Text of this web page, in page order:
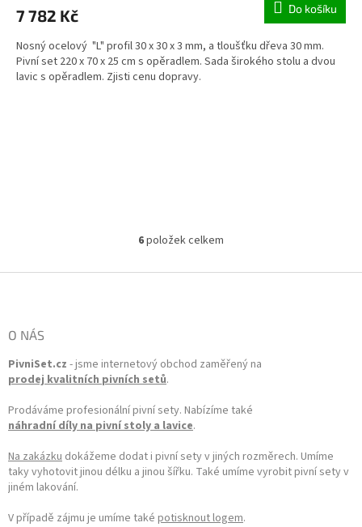
7 782 Kč Do košíku
Nosný ocelový "L" profil 30 x 30 x 3 mm, a tloušťku dřeva 30 mm.
Pivní set 220 x 70 x 25 cm s opěradlem. Sada širokého stolu a dvou
lavic s opěradlem. Zjisti cenu dopravy.
Ovládací prvky výpisu
6položek celkem
O NÁS
PivniSet.cz - jsme internetový obchod zaměřený na
prodej kvalitních pivních setů.
Prodáváme profesionální pivní sety. Nabízíme také
náhradní díly na pivní stoly a lavice.
Na zakázku dokážeme dodat i pivní sety v jiných rozměrech. Umíme
taky vyhotovit jinou délku a jinou šířku. Také umíme vyrobit pivní sety v
jiném lakování.
V případě zájmu je umíme také potisknout logem.